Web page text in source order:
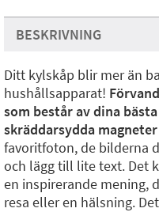
BESKRIVNING
Ditt kylskåp blir mer än
hushållsapparat!
som består av dina
skräddarsydda magneter
favoritfoton, de bilderna
och lägg till lite text. Det
en inspirerande mening,
resa eller en hälsning.